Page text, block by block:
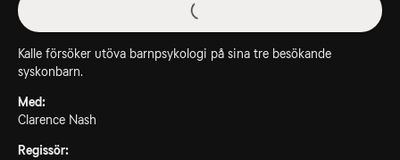
Kalle försöker utöva barnpsykologi på sina tre besökande
syskonbarn.
Med:
Clarence Nash
Regissör: